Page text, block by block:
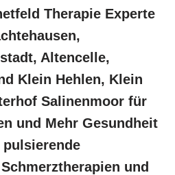
Therapie Experte
Altencelle,
Klein Hehlen, Klein
Salinenmoor für
und Mehr Gesundheit
und